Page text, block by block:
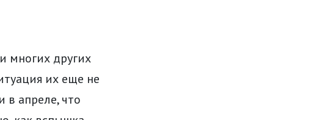
многих других
их еще не
в апреле, что